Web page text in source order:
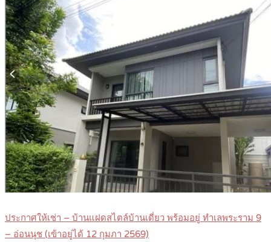
ประกาศให้เช่า – บ้านแฝดสไตล์บ้านเดี่ยว พร้อมอยู่ ทำเลพระราม 9
– อ่อนนุช (เข้าอยู่ได้ 12 กุมภา 2569)